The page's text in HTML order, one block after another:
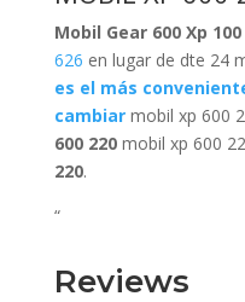
Mobil Gear 600 Xp 100
626 en lugar de dte 24
es el más
cambiarmobil xp 600
600 220mobil xp 600
220.
“
Reviews